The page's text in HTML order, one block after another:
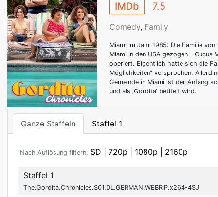
IMDb 7.5
Comedy, Family
Miami im Jahr 1985: Die Familie
Miami in den USA gezogen –
operiert. Eigentlich hatte sich die
Möglichkeiten“ versprochen.
Gemeinde in Miami ist der Anfang
und als ‚Gordita‘ betitelt wird.
Ganze Staffeln Staffel 1
Nach Auflösung filtern: SD 720p 1080p 2160p
Staffel 1
The.Gordita.Chronicles.S01.DL.GERMAN.WEBRiP.x264-4SJ